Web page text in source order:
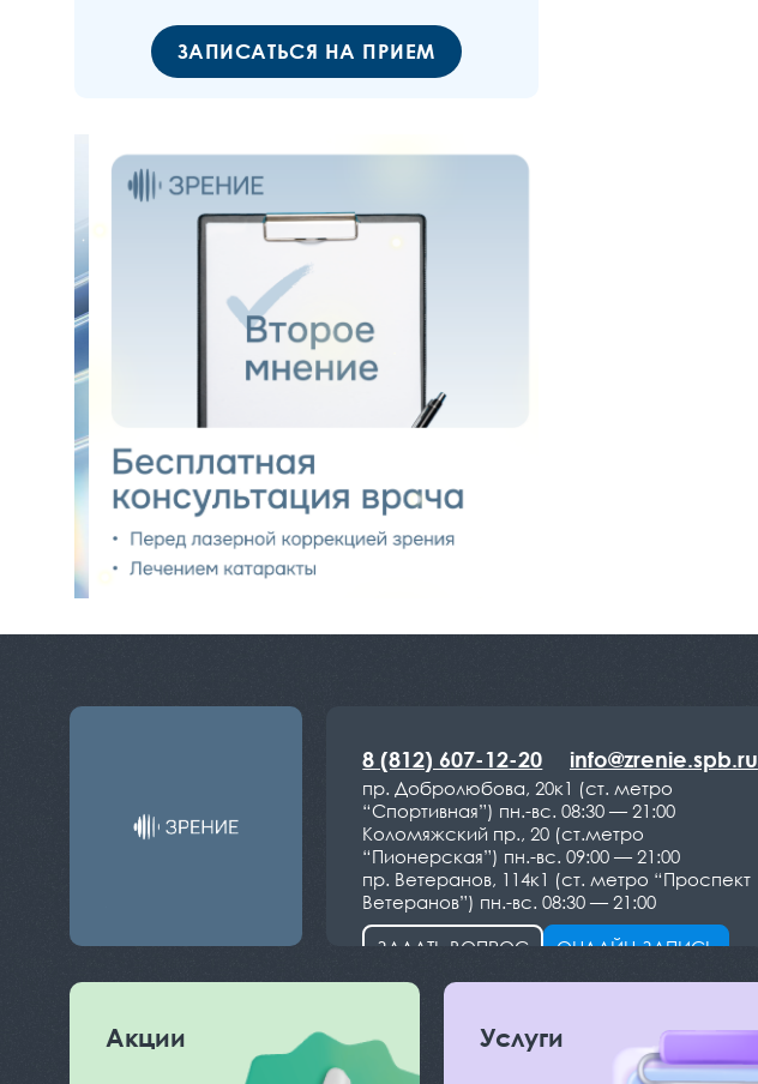
ЗАПИСАТЬСЯ НА ПРИЕМ
8 (812) 607-12-20 info@zrenie.spb.ru
пр. Добролюбова, 20к1 (ст. метро
“Спортивная”) пн.-вс. 08:30 — 21:00
Коломяжский пр., 20 (ст.метро
“Пионерская”) пн.-вс. 09:00 — 21:00
пр. Ветеранов, 114к1 (ст. метро “Проспект
Ветеранов”) пн.-вс. 08:30 — 21:00
ЗАДАТЬ ВОПРОС ОНЛАЙН-ЗАПИСЬ
Акции Услуги